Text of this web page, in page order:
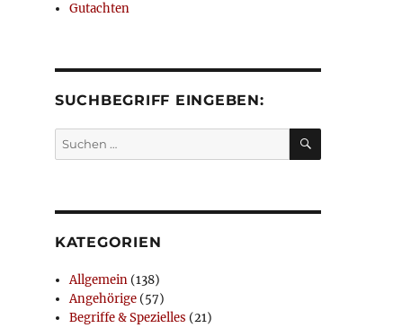
Gutachten
SUCHBEGRIFF EINGEBEN:
Suchen
nach:
SUCHEN
KATEGORIEN
Allgemein (138)
Angehörige (57)
Begriffe & Spezielles (21)